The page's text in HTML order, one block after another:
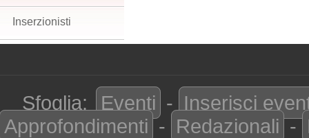
Inserzionisti
Sfoglia: Eventi - Inserisci
Approfondimenti - Redazionali -